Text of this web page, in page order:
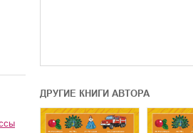
ДРУГИЕ КНИГИ АВТОРА